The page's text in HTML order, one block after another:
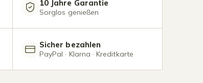
10 Jahre Garantie
Sorglos genießen
Sicher bezahlen
PayPal · Klarna · Kreditkarte